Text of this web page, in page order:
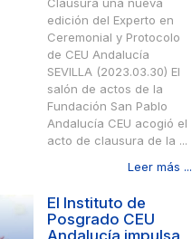
edición del Experto en
Ceremonial y Protocolo
de CEU Andalucía
SEVILLA (2023.03.30) El
salón de actos de la
Fundación San Pablo
Andalucía CEU acogió el
acto de clausura de la ...
Leer más ...
El Instituto de
Posgrado CEU